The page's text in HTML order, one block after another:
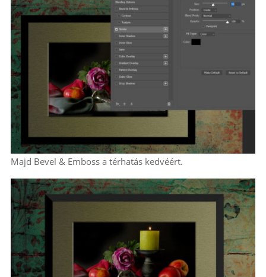
Majd Bevel & Emboss a térhatás kedvéért.